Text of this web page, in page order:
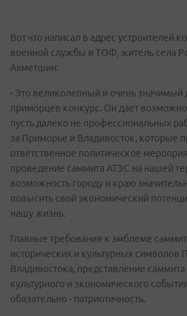
Вот что написал в адрес устроителей
военной службы и ТОФ, житель села
Ахметшин:
- Это великолепный и очень значимый
приморцев конкурс. Он дает
пусть далеко не профессиональных
за Приморье и Владивосток, которые
ответственное политическое
проведение саммита АТЭС на нашей
возможность городу и краю
повысить свой экономический
нашу жизнь.
Главные требования к эмблеме
исторических и культурных символов
Владивостока, представление саммита
культурного и экономического
обязательно - патриотичность.